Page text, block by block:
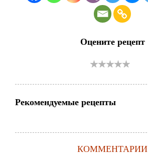
Оцените рецепт
Рекомендуемые рецепты
КОММЕНТАРИИ